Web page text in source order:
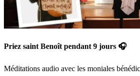
Priez saint Benoît pendant 9 jours 🎧
Méditations audio avec les moniales